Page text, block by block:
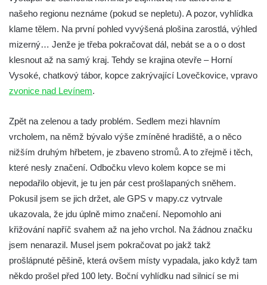
Lavička Jiřího Kopeckého v Tiských
Ledová stěna u Sýrového potoka v
Kyjovském údolí
Jeskyně Vinný sklep v Kyjovském údolí
Vyhlídka nad přírodní rezervací Slunečná
stráň u Naučné stezky Pod Vysokým Ostrým
Vyhlídka nad Brnou na Naučné stezce Pod
Vysokým Ostrým
Stožec (Schöber)
Vyhlídka Liščí kazatelna (Fuchskanzel) u
Lückendorfu
našeho regionu neznáme (pokud se nepletu). A pozor, vyhlídka
klame tělem. Na první pohled vyvýšená plošina zarostlá, výhled
mizerný… Jenže je třeba pokračovat dál, nebát se a o o dost
klesnout až na samý kraj. Tehdy se krajina otevře – Horní
Vysoké, chatkový tábor, kopce zakrývající Lovečkovice, vpravo
zvonice nad Levínem.
Zpět na zelenou a tady problém. Sedlem mezi hlavním
vrcholem, na němž bývalo výše zmíněné hradiště, a o něco
nižším druhým hřbetem, je zbaveno stromů. A to zřejmě i těch,
které nesly značení. Odbočku vlevo kolem kopce se mi
nepodařilo objevit, je tu jen pár cest prošlapaných sněhem.
Pokusil jsem se jich držet, ale GPS v mapy.cz vytrvale
ukazovala, že jdu úplně mimo značení. Nepomohlo ani
křižování napříč svahem až na jeho vrchol. Na žádnou značku
jsem nenarazil. Musel jsem pokračovat po jakž takž
prošlápnuté pěšině, která ovšem místy vypadala, jako když tam
někdo prošel před 100 lety. Boční vyhlídku nad silnicí se mi